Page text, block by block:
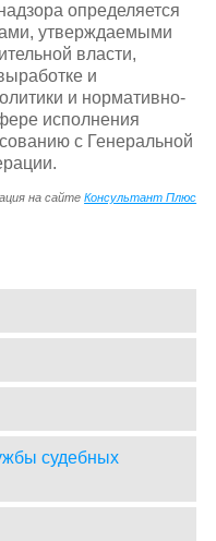
определяется
утверждаемыми
власти,
и
и нормативно-
исполнения
с Генеральной
на сайтеКонсультант Плюс
судебных